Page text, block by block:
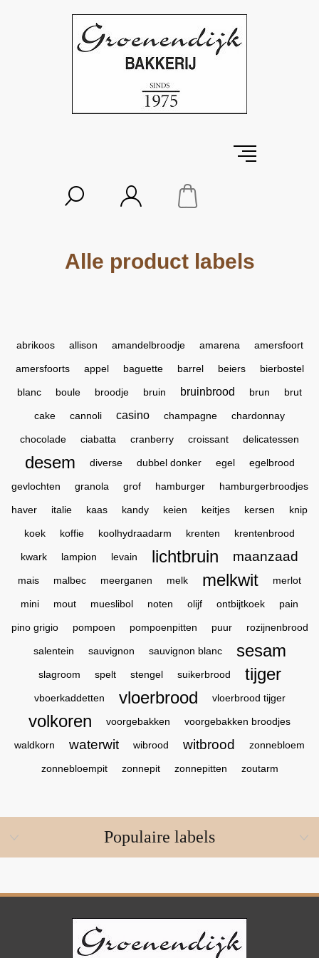
Alle product labels
abrikoos allison amandelbroodje amarena amersfoort
amersfoorts appel baguette barrel beiers bierbostel
blanc boule broodje bruin bruinbrood brun brut
cake cannoli casino champagne chardonnay
chocolade ciabatta cranberry croissant delicatessen
desem diverse dubbel donker egel egelbrood
gevlochten granola grof hamburger hamburgerbroodjes
haver italie kaas kandy keien keitjes kersen knip
koek koffie koolhydraadarm krenten krentenbrood
kwark lampion levain lichtbruin maanzaad
mais malbec meerganen melk melkwit merlot
mini mout mueslibol noten olijf ontbijtkoek pain
pino grigio pompoen pompoenpitten puur rozijnenbrood
salentein sauvignon sauvignon blanc sesam
slagroom spelt stengel suikerbrood tijger
vboerkaddetten vloerbrood vloerbrood tijger
volkoren voorgebakken voorgebakken broodjes
waldkorn waterwit wibrood witbrood zonnebloem
zonnebloempit zonnepit zonnepitten zoutarm
Populaire labels